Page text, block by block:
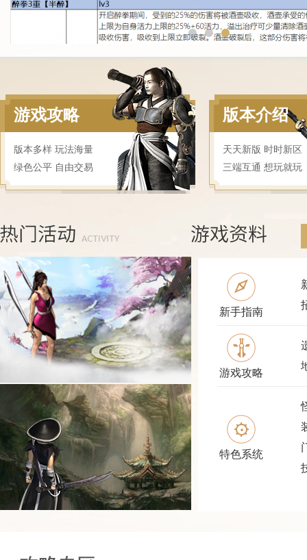
游戏攻略
版本多样 玩法海量
绿色公平 自由交易
版本介绍
天天新版 时时新区
三端互通 想玩就玩
新手指南
游戏攻略
特色系统